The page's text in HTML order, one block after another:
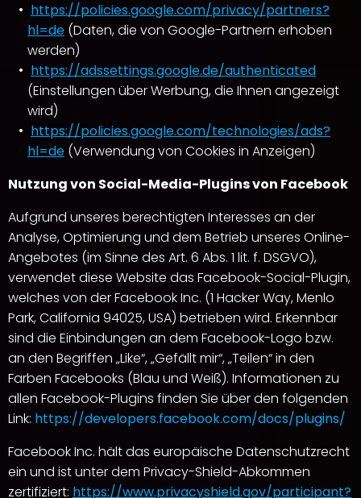
https://policies.google.com/privacy/partners?
hl=de (Daten, die von Google-Partnern erhoben
werden)
https://adssettings.google.de/authenticated
(Einstellungen über Werbung, die Ihnen angezeigt
wird)
https://policies.google.com/technologies/ads?
hl=de (Verwendung von Cookies in Anzeigen)
Nutzung von Social-Media-Plugins von Facebook
Aufgrund unseres berechtigten Interesses an der
Analyse, Optimierung und dem Betrieb unseres Online-
Angebotes (im Sinne des Art. 6 Abs. 1 lit. f. DSGVO),
verwendet diese Website das Facebook-Social-Plugin,
welches von der Facebook Inc. (1 Hacker Way, Menlo
Park, California 94025, USA) betrieben wird. Erkennbar
sind die Einbindungen an dem Facebook-Logo bzw.
an den Begriffen „Like“, „Gefällt mir“, „Teilen“ in den
Farben Facebooks (Blau und Weiß). Informationen zu
allen Facebook-Plugins finden Sie über den folgenden
Link: https://developers.facebook.com/docs/plugins/
Facebook Inc. hält das europäische Datenschutzrecht
ein und ist unter dem Privacy-Shield-Abkommen
zertifiziert: https://www.privacyshield.gov/participant?